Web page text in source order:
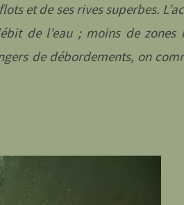
et de ses rives superbes.
de l’eau ; moins de zones
de débordements, on